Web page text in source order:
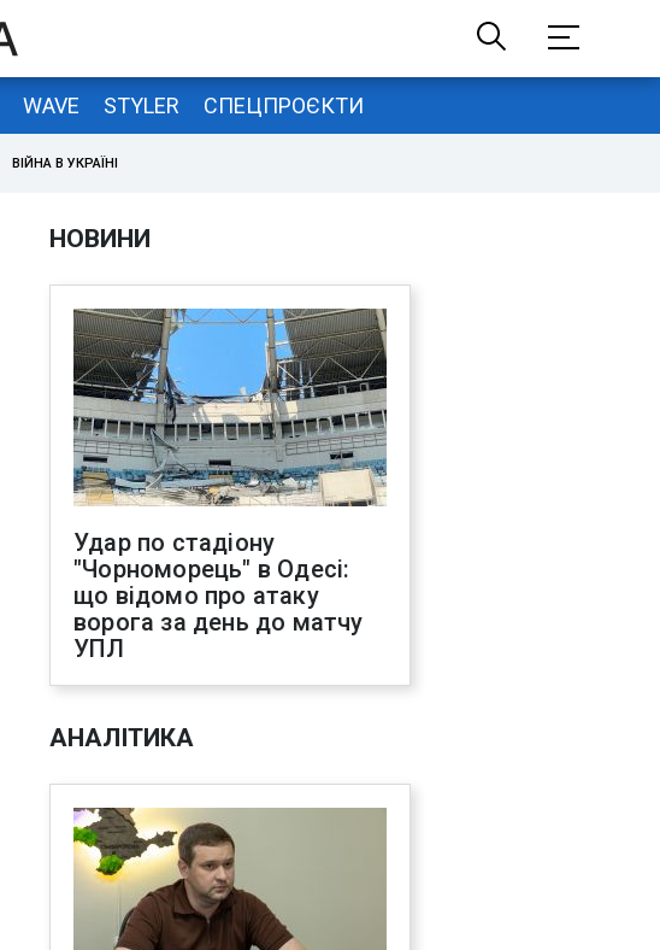
WAVE STYLER СПЕЦПРОЄКТИ
ВІЙНА В УКРАЇНІ
НОВИНИ
Удар по стадіону
"Чорноморець" в Одесі:
що відомо про атаку
ворога за день до матчу
УПЛ
АНАЛІТИКА